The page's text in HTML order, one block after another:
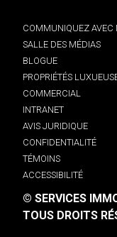
COMMUNIQUEZ AVEC
SALLE DES MÉDIAS
BLOGUE
PROPRIÉTÉS
COMMERCIAL
INTRANET
AVIS JURIDIQUE
CONFIDENTIALITÉ
TÉMOINS
ACCESSIBILITÉ
© SERVICES
TOUS DROITS